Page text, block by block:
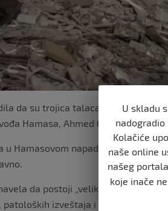
da su trojica talaca verovatno
Hamasa, Ahmed Gandour.
u Hamasovom napadu 7. oktobra.
da postoji „velika
izveštaja i drugih
U skladu
Kolačiće
naše online
našeg
koje inače